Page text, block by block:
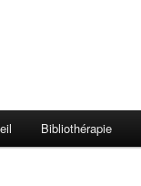
Bibliothérapie